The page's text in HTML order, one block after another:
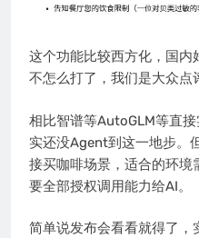
这个功能比较西方化，国
不怎么打了，我们是大众点
相比智谱等AutoGLM等直
实还没Agent到这一地步。
接买咖啡场景，适合的环
要全部授权调用能力给AI。
简单说发布会看看就得了，